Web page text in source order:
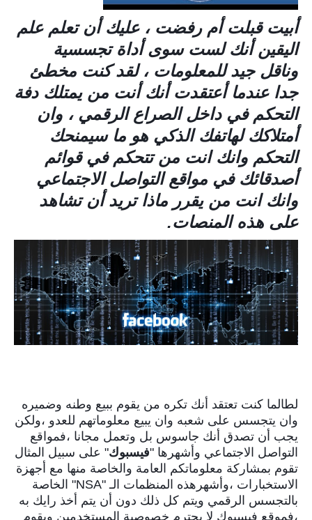
أبيت قبلت أم رفضت ، عليك أن تعلم علم
اليقين أنك لست سوى أداة تجسسية
وناقل جيد للمعلومات ، لقد كنت مخطئ
جدا عندما أعتقدت أنك أنت من يمتلك دفة
التحكم في داخل الصراع الرقمي ، وان
أمتلاكك لهاتفك الذكي هو ما سيمنحك
التحكم وانك انت من تتحكم في قوائم
أصدقائك في مواقع التواصل الاجتماعي
وانك انت من يقرر ماذا تريد أن تشاهد
على هذه المنصات.
لطالما كنت تعتقد أنك تكره من يقوم ببيع وطنه وضميره
وان يتجسس على شعبه وان يبيع معلوماتهم للعدو ،ولكن
يجب أن تصدق أنك جاسوس بل وتعمل مجانا ،فمواقع
التواصل الاجتماعي وأشهرها "فيسبوك" على سبيل المثال
تقوم بمشاركة معلوماتكم العامة والخاصة منها مع أجهزة
الاستخبارات ،وأشهرهذه المنظمات الـ "NSA" الخاصة
بالتجسس الرقمي ويتم كل ذلك دون أن يتم أخذ رايك به
،فموقع فيسبوك لا يحترم خصوصية المستخدمين ويقوم